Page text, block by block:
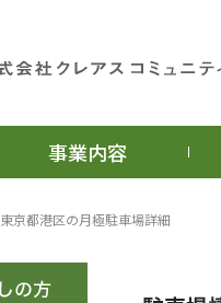
事業内容
東京都港区の月極駐車場詳細